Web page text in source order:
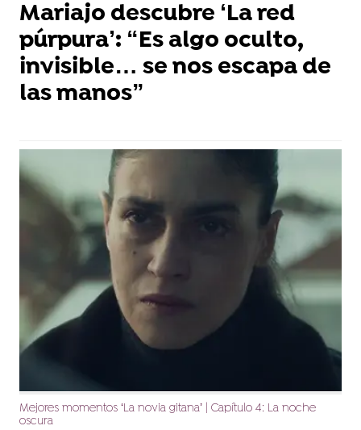
Mariajo descubre ‘La red
púrpura’: “Es algo oculto,
invisible… se nos escapa de
las manos”
Mejores momentos ‘La novia gitana’ | Capítulo 4: La noche
oscura